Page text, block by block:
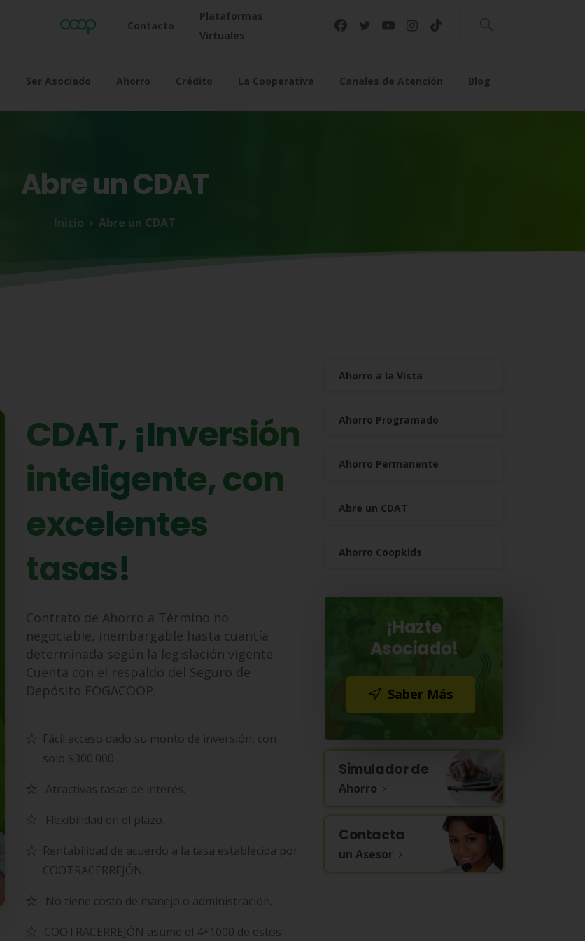
Contacto
Plataformas
Virtuales
Buscar
Ser Asociado Ahorro Crédito La Cooperativa Canales de Atención Blog
AbreunCDAT
Inicio Abre un CDAT
CDAT, ¡Inversión
inteligente,con
excelentes
tasas!
Contrato de Ahorro a Término no
negociable, inembargable hasta cuantía
determinada según la legislación vigente.
Cuenta con el respaldo del Seguro de
Depósito FOGACOOP.
Fácil acceso dado su monto de inversión, con
solo $300.000.
Atractivas tasas de interés.
Flexibilidad en el plazo.
Rentabilidad de acuerdo a la tasa establecida por
COOTRACERREJÓN.
No tiene costo de manejo o administración.
COOTRACERREJÓN asume el 4*1000 de estos
Ahorro a la Vista
Ahorro Programado
Ahorro Permanente
Abre un CDAT
Ahorro Coopkids
¡Hazte
Asociado!
Saber Más
Simulador de
Ahorro
Contacta
un Asesor